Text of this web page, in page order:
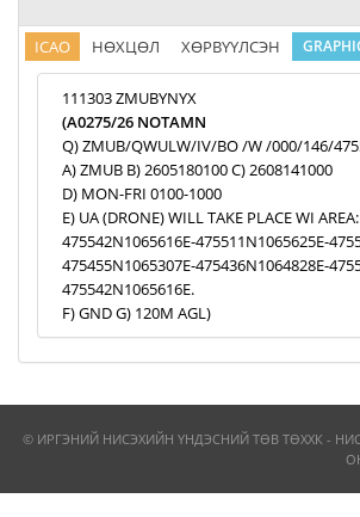
ICAO НӨХЦӨЛ ХӨРВҮҮЛСЭН
111303 ZMUBYNYX
(A0275/26 NOTAMN
Q) ZMUB/QWULW/IV/BO /W /000/146/
A) ZMUB B) 2605180100 C) 2608141000
D) MON-FRI 0100-1000
E) UA (DRONE) WILL TAKE PLACE WI AREA:
475542N1065616E-475511N1065625E-
475455N1065307E-475436N1064828E-
475542N1065616E.
F) GND G) 120M AGL)
© ИРГЭНИЙ НИСЭХИЙН ҮНДЭСНИЙ ТӨВ ТӨХХК -